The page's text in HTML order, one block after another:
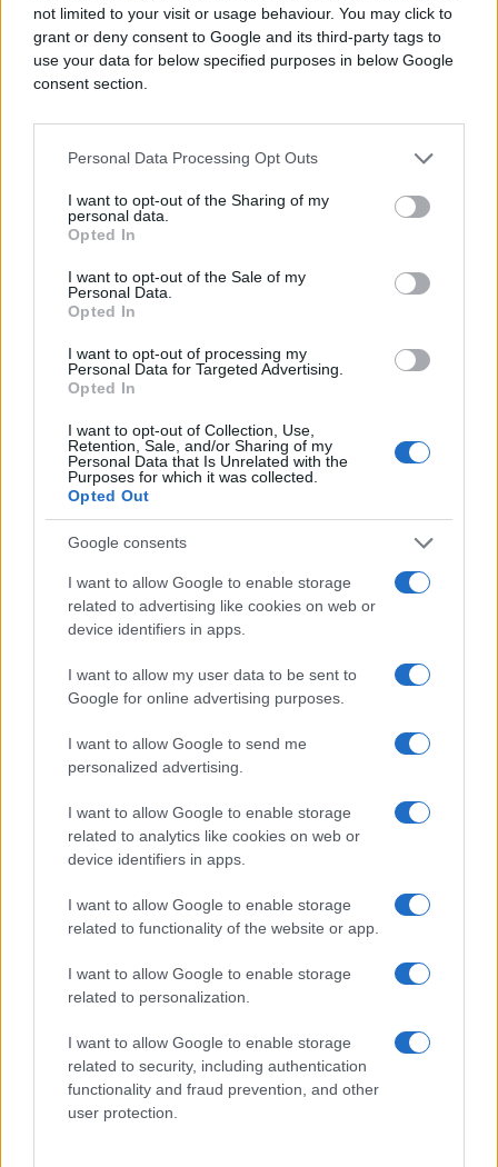
not limited to your visit or usage behaviour. You may click to
grant or deny consent to Google and its third-party tags to
use your data for below specified purposes in below Google
consent section.
Personal Data Processing Opt Outs
I want to opt-out of the Sharing of my
personal data.
Opted In
I want to opt-out of the Sale of my
Personal Data.
Opted In
I want to opt-out of processing my
Personal Data for Targeted Advertising.
Opted In
I want to opt-out of Collection, Use,
Retention, Sale, and/or Sharing of my
Personal Data that Is Unrelated with the
Purposes for which it was collected.
Opted Out
Google consents
I want to allow Google to enable storage
related to advertising like cookies on web or
device identifiers in apps.
I want to allow my user data to be sent to
Google for online advertising purposes.
I want to allow Google to send me
personalized advertising.
I want to allow Google to enable storage
related to analytics like cookies on web or
device identifiers in apps.
I want to allow Google to enable storage
related to functionality of the website or app.
I want to allow Google to enable storage
related to personalization.
I want to allow Google to enable storage
related to security, including authentication
functionality and fraud prevention, and other
user protection.
#italija #automobili
#ferrari #portofino
#ferraricalifornia